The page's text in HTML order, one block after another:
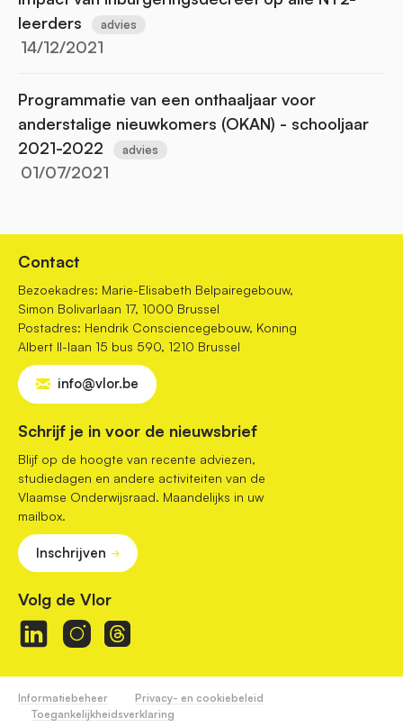
leerders
advies
14/12/2021
Programmatie van een onthaaljaar voor
anderstalige nieuwkomers (OKAN) - schooljaar
2021-2022
advies
01/07/2021
Contact
Bezoekadres: Marie-Elisabeth Belpairegebouw,
Simon Bolivarlaan 17, 1000 Brussel
Postadres: Hendrik Consciencegebouw, Koning
Albert II-laan 15 bus 590, 1210 Brussel
info@vlor.be
Schrijf je in voor de nieuwsbrief
Blijf op de hoogte van recente adviezen,
studiedagen en andere activiteiten van de
Vlaamse Onderwijsraad. Maandelijks in uw
mailbox.
Inschrijven
Volg de Vlor
Informatiebeheer
Privacy- en cookiebeleid
Toegankelijkheidsverklaring